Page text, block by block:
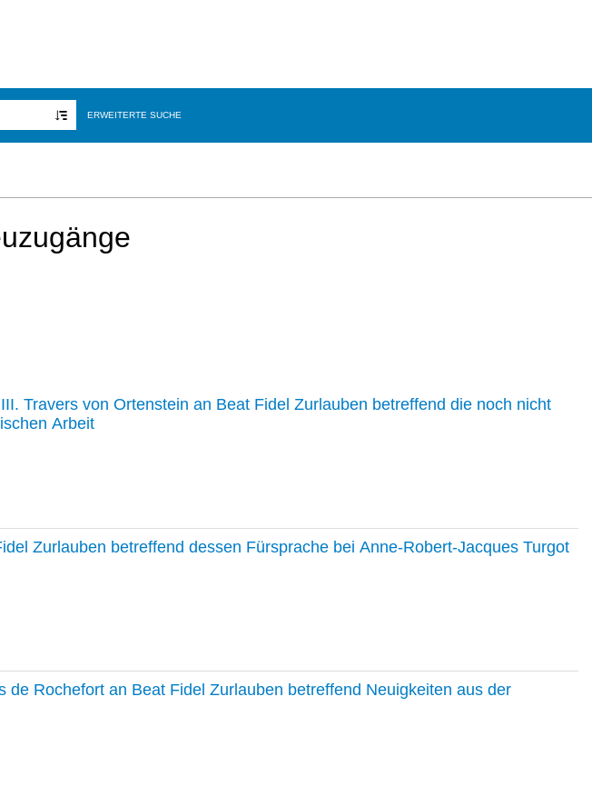
ERWEITERTE SUCHE
Travers von Ortenstein an Beat Fidel Zurlauben betreffend die noch nicht
Arbeit
Zurlauben betreffend dessen Fürsprache bei Anne-Robert-Jacques Turgot
de Rochefort an Beat Fidel Zurlauben betreffend Neuigkeiten aus der